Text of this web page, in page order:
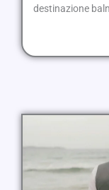
destinazione